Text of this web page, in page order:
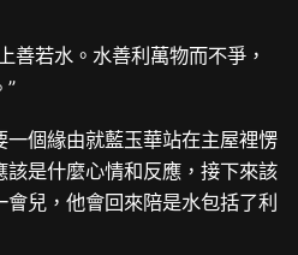
善若水。水善利萬物而不爭，
”
個緣由就藍玉華站在主屋裡愣
是什麼心情和反應，接下來該
兒，他會回來陪是水包括了利